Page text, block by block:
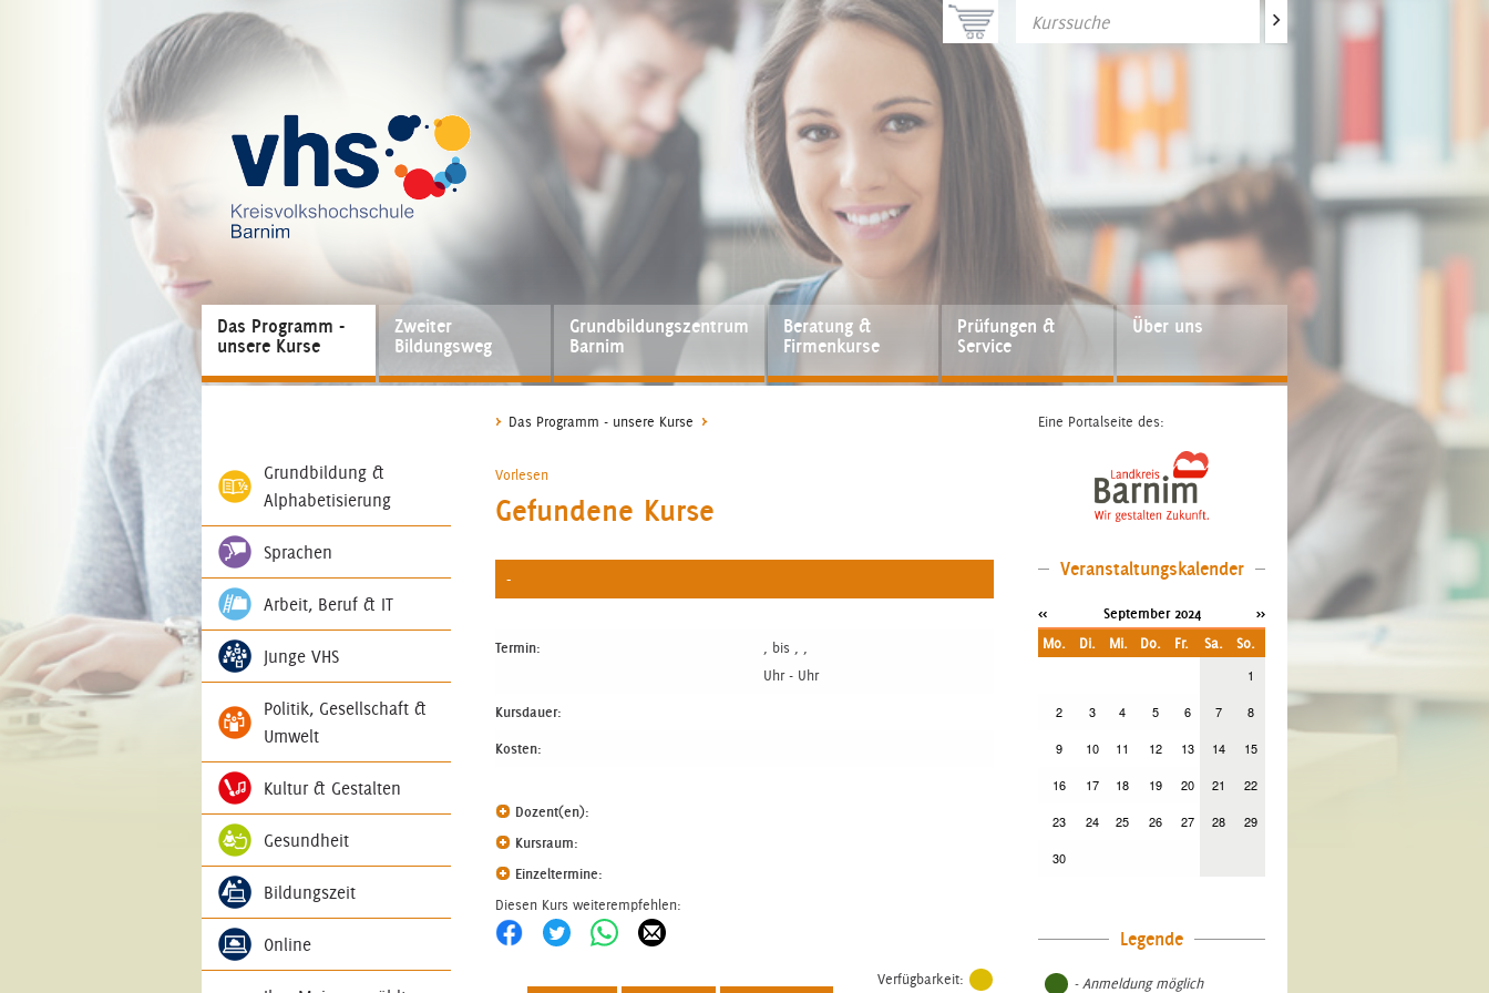
>
Das Programm -
unsere Kurse
Zweiter
Bildungsweg
Grundbildungszentrum
Barnim
Beratung &
Firmenkurse
Prüfungen &
Service
Über uns
Grundbildung &
Alphabetisierung
Sprachen
Arbeit, Beruf & IT
Junge VHS
Politik, Gesellschaft &
Umwelt
Kultur & Gestalten
Gesundheit
Bildungszeit
Online
Das Programm - unsere Kurse
Vorlesen
Gefundene Kurse
-
Termin:
, bis , ,
Uhr - Uhr
Kursdauer:
Kosten:
Dozent(en):
Kursraum:
Einzeltermine:
Diesen Kurs weiterempfehlen:
Verfügbarkeit:
Eine Portalseite des:
Veranstaltungskalender
<< September 2024 >>
Mo. Di. Mi. Do. Fr. Sa. So.
1
2 3 4 5 6 7 8
9 10 11 12 13 14 15
16 17 18 19 20 21 22
23 24 25 26 27 28 29
30
Legende
- Anmeldung möglich